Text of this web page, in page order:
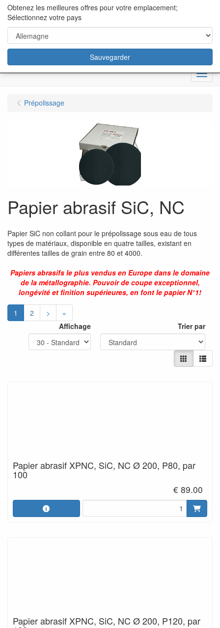
content="18/11/2025″/>
Menu
Prépolissage
Papier abrasif SiC, NC
Papier SiC non collant pour le prépolissage sous eau de tous
types de matériaux, disponible en quatre tailles, existant en
différentes tailles de grain entre 80 et 4000.
Papiers abrasifs le plus vendus en Europe dans le domaine
de la métallographie. Pouvoir de coupe exceptionnel,
longévité et finition supérieures, en font le papier N°1!
1 2 >
»
Affichage
Trier par
Papier abrasif XPNC, SiC, NC Ø 200, P80, par
100
€ 89.00
Papier abrasif XPNC, SiC, NC Ø 200, P120, par
Obtenez les meilleures offres pour votre emplacement;
Sélectionnez votre pays
Sauvegarder